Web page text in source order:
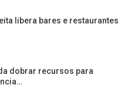
libera bares e restaurantes
dobrar recursos para